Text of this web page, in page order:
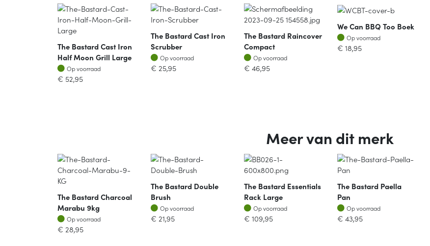
The Bastard Cast Iron
Half Moon Grill Large
Op voorraad
Op voorraad
€ 52,95
The Bastard Cast Iron
Scrubber
Op voorraad
Op voorraad
€ 25,95
The Bastard Raincover
Compact
Op voorraad
Op voorraad
€ 46,95
We Can BBQ Too Boek
Op voorraad
Op voorraad
€ 18,95
Meer van dit merk
The Bastard Charcoal
Marabu 9kg
Op voorraad
Op voorraad
€ 28,95
The Bastard Double
Brush
Op voorraad
Op voorraad
€ 21,95
The Bastard Essentials
Rack Large
Op voorraad
Op voorraad
€ 109,95
The Bastard Paella
Pan
Op voorraad
Op voorraad
€ 43,95